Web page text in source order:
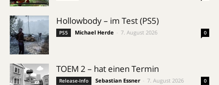
Hollowbody – im Test (PS5)
PS5 Michael Herde 7. August 2026 0
TOEM 2 – hat einen Termin
Release-Info Sebastian Essner 7. August 2026 0